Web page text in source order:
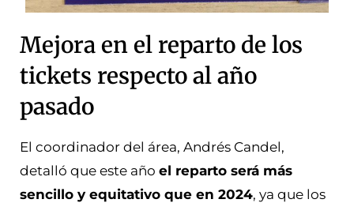
Mejora en el reparto de los
tickets respecto al año
pasado
El coordinador del área, Andrés Candel,
detalló que este año el reparto será más
sencillo y equitativo que en 2024, ya que los